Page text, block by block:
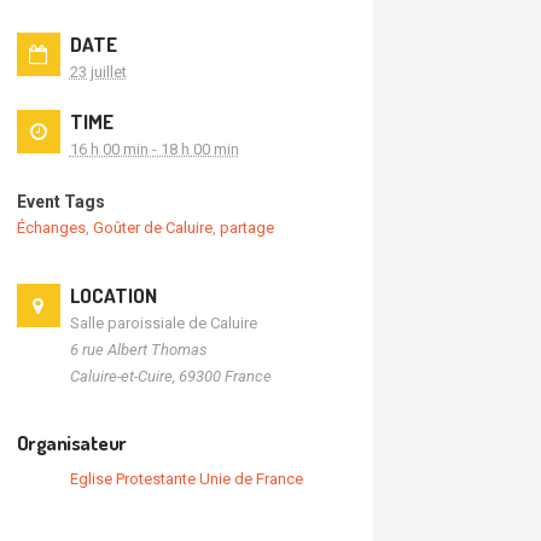
DATE
23 juillet
TIME
16 h 00 min - 18 h 00 min
Event Tags
Échanges, Goûter de Caluire, partage
LOCATION
Salle paroissiale de Caluire
6 rue Albert Thomas
Caluire-et-Cuire, 69300 France
Organisateur
Eglise Protestante Unie de France